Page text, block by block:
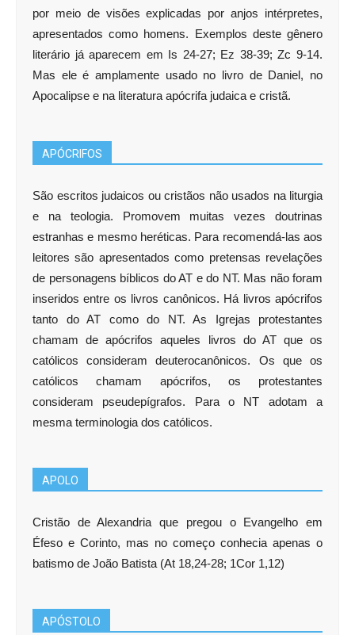
por meio de visões explicadas por anjos intérpretes,
apresentados como homens. Exemplos deste gênero
literário já aparecem em Is 24-27; Ez 38-39; Zc 9-14.
Mas ele é amplamente usado no livro de Daniel, no
Apocalipse e na literatura apócrifa judaica e cristã.
APÓCRIFOS
São escritos judaicos ou cristãos não usados na liturgia
e na teologia. Promovem muitas vezes doutrinas
estranhas e mesmo heréticas. Para recomendá-las aos
leitores são apresentados como pretensas revelações
de personagens bíblicos do AT e do NT. Mas não foram
inseridos entre os livros canônicos. Há livros apócrifos
tanto do AT como do NT. As Igrejas protestantes
chamam de apócrifos aqueles livros do AT que os
católicos consideram deuterocanônicos. Os que os
católicos chamam apócrifos, os protestantes
consideram pseudepígrafos. Para o NT adotam a
mesma terminologia dos católicos.
APOLO
Cristão de Alexandria que pregou o Evangelho em
Éfeso e Corinto, mas no começo conhecia apenas o
batismo de João Batista (At 18,24-28; 1Cor 1,12)
APÓSTOLO